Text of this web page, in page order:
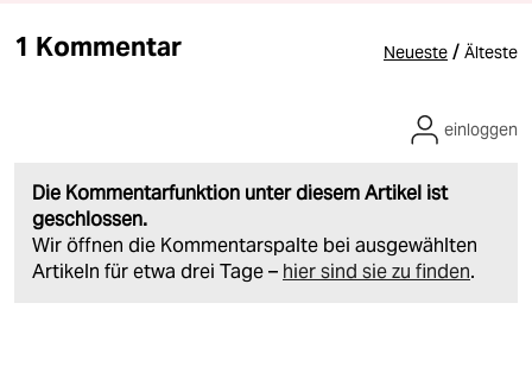
1 Kommentar Neueste / Älteste
Die Kommentarfunktion unter diesem Artikel ist
geschlossen.
Wir öffnen die Kommentarspalte bei ausgewählten
Artikeln für etwa drei Tage – hier sind sie zu finden.
einloggen